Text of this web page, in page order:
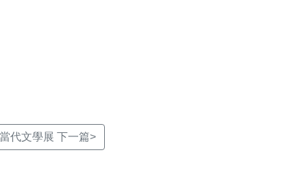
代文學展 下一篇>